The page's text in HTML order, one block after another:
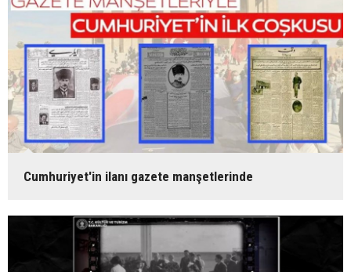
Cumhuriyet'in ilanı gazete manşetlerinde